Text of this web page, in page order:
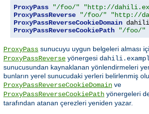
ProxyPass "/foo/"
"http://
ProxyPassReverse
"/foo/"
"http://
ProxyPassReverseCookieDomain dahili
ProxyPassReverseCookiePath
"/foo/"
ProxyPass sunucuyu uygun belgeleri alması
ProxyPassReverse yönergesi
sunucusundan kaynaklanan yönlendirmeleri
bunların yerel sunucudaki yerleri belirlenmiş
ProxyPassReverseCookieDomain ve
ProxyPassReverseCookiePath yönergeleri
tarafından atanan çerezleri yeniden yazar.